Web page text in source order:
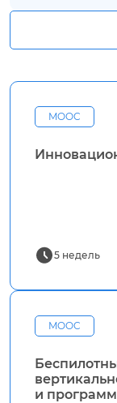
MOOC
5 недель
MOOC
и